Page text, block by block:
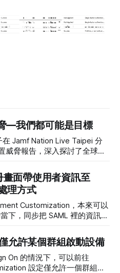
—我們都可能是目標
威脅報告，深入探討了全球
或 iPhone，就像拿到了數
，Apple 在軟硬體整合上的安
大其詞。但也正因為這份信
Security 360
構（如 Citizen Lab、Google
案例。那時我才意識到一個有
事最常對我說的那句話：
者自身往往才是最大的弱點。
面帶使用者資訊至
理方式
Customization，本來可以
下，同步把 SAML 裡的資訊帶
當下，Jamf Pro 11.1 仍在這個
Team 了解後，大概能用
特別留意以下事情： 1. 在
不要再打勾 Enable
允許某個群組啟動設備
On 的情況下，可以前往
設定僅允許一個群組中